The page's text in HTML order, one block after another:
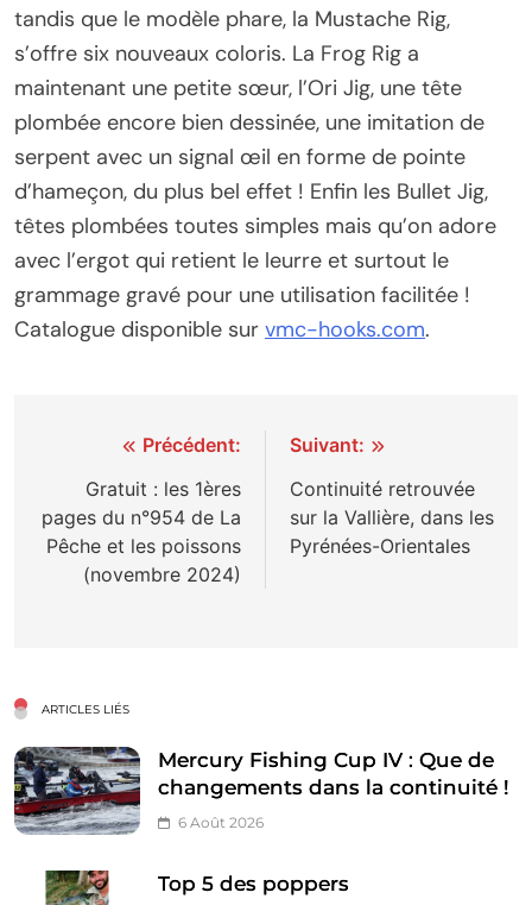
tandis que le modèle phare, la Mustache Rig,
s’offre six nouveaux coloris. La Frog Rig a
maintenant une petite sœur, l’Ori Jig, une tête
plombée encore bien dessinée, une imitation de
serpent avec un signal œil en forme de pointe
d’hameçon, du plus bel effet ! Enfin les Bullet Jig,
têtes plombées toutes simples mais qu’on adore
avec l’ergot qui retient le leurre et surtout le
grammage gravé pour une utilisation facilitée !
Catalogue disponible sur vmc-hooks.com.
Navigation
l’article
Précédent:
Gratuit : les 1ères
pages du n°954 de La
Pêche et les poissons
(novembre 2024)
Suivant:
Continuité retrouvée
sur la Vallière, dans les
Pyrénées-Orientales
ARTICLES LIÉS
Mercury Fishing Cup IV : Que de
changements dans la continuité !
6 Août 2026
Top 5 des poppers